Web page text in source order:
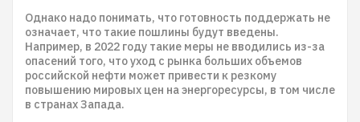
Однако надо понимать, что готовность поддержать не
означает, что такие пошлины будут введены.
Например, в 2022 году такие меры не вводились из-за
опасений того, что уход с рынка больших объемов
российской нефти может привести к резкому
повышению мировых цен на энергоресурсы, в том числе
в странах Запада.